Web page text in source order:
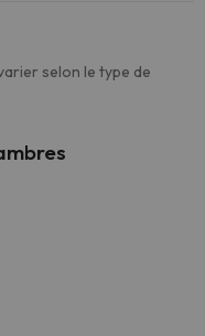
selon le type de